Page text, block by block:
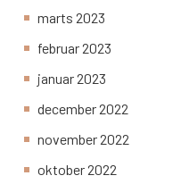
marts 2023
februar 2023
januar 2023
december 2022
november 2022
oktober 2022